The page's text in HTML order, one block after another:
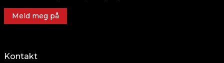
Meld meg på
Kontakt